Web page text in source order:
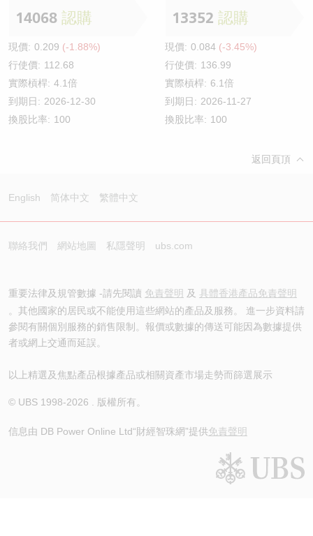
14068 認購
現價: 0.209 (-1.88%)
行使價: 112.68
實際槓桿: 4.1倍
到期日: 2026-12-30
換股比率: 100
13352 認購
現價: 0.084 (-3.45%)
行使價: 136.99
實際槓桿: 6.1倍
到期日: 2026-11-27
換股比率: 100
返回頁頂
English 简体中文 繁體中文
聯絡我們 網站地圖 私隱聲明 ubs.com
重要法律及規管數據 -請先閱讀 免責聲明 及 具體香港產品免責聲明
。其他國家的居民或不能使用這些網站的產品及服務。 進一步資料請
參閱有關個別服務的銷售限制。報價或數據的傳送可能因為數據提供
者或網上交通而延誤。
以上精選及焦點產品根據產品或相關資產市場走勢而篩選展示
© UBS 1998-2026 . 版權所有。
信息由 DB Power Online Ltd“財經智珠網”提供免責聲明